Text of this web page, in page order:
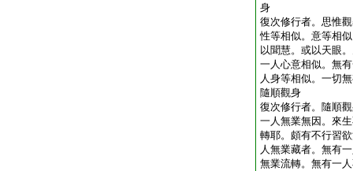
身
復次修行者。思惟
性等相似。意等相
以聞慧。或以天眼
一人心意相似。無
人身等相似。一切
隨順觀身
復次修行者。隨順
一人無業無因。來
轉耶。頗有不行習
人無業藏者。無有
無業流轉。無有一